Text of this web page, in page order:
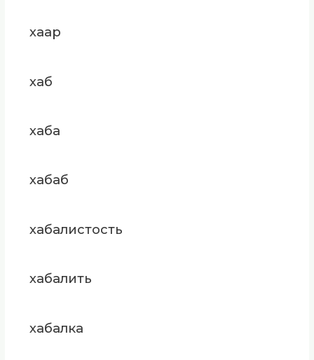
хаар
хаб
хаба
хабаб
хабалистость
хабалить
хабалка